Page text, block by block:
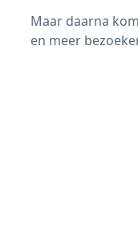
Maar daarna
en meer